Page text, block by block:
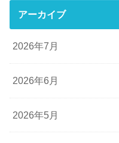
アーカイブ
2026年7月
2026年6月
2026年5月